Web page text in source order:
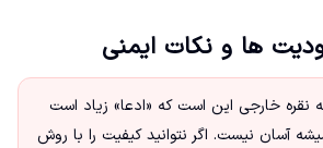
ها و نکات ایمنی
خارجی این است که «ادعا» زیاد است
آسان نیست. اگر نتوانید کیفیت را با روش